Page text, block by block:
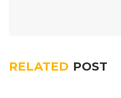
RELATED POST